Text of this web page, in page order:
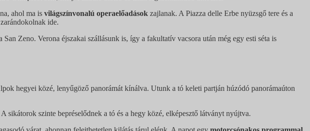
ahol ma is világszínvonalú operaelőadások zajlanak. A Piazza delle Erbe nyüzsgő tere és a
ide.
San Zeno. Verona éjszakai szállásunk is, így a fakultatív vacsora után még egy esti séta is
hegyei közé, lenyűgöző panorámát kínálva. Utunk a tó keleti partján húzódó panorámaúton
sikátorok szinte bepréselődnek a tó és a hegy közé, elképesztő látványt nyújtva.